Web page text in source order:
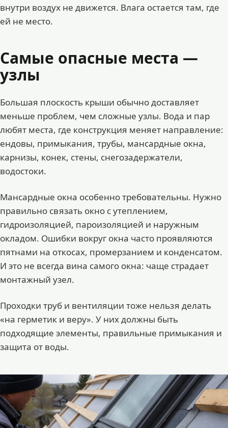
внутри воздух не движется. Влага остается там, где
ей не место.
Самые опасные места —
узлы
Большая плоскость крыши обычно доставляет
меньше проблем, чем сложные узлы. Вода и пар
любят места, где конструкция меняет направление:
ендовы, примыкания, трубы, мансардные окна,
карнизы, конек, стены, снегозадержатели,
водостоки.
Мансардные окна особенно требовательны. Нужно
правильно связать окно с утеплением,
гидроизоляцией, пароизоляцией и наружным
окладом. Ошибки вокруг окна часто проявляются
пятнами на откосах, промерзанием и конденсатом.
И это не всегда вина самого окна: чаще страдает
монтажный узел.
Проходки труб и вентиляции тоже нельзя делать
«на герметик и веру». У них должны быть
подходящие элементы, правильные примыкания и
защита от воды.